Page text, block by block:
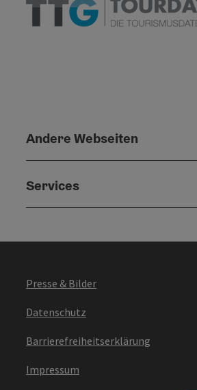
Andere Webseiten
Services
Presse & Bilder
Datenschutz
Barrierefreiheitserklärung
Impressum